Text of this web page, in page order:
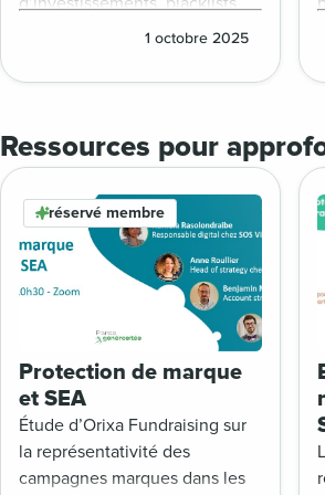
d’URL, étude impacts1 octobre 2025
Ressources pour
réservé membre
Protection de marque
et SEA
Étude d’Orixa Fundraising sur
la représentativité des
campagnes marques dans les